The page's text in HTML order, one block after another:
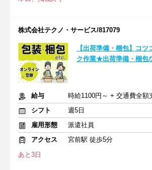
株式会社テクノ・サービス/817079
【出荷準備・梱包】コ
ク作業★出荷準備・梱包
給与
時給1100円～ + 交通費全額
シフト
週5日
雇用形態
派遣社員
アクセス
宮前駅 徒歩5分
あと3日